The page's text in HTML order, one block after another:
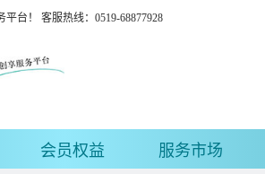
台！ 客服热线：0519-68877928
会员权益 服务市场